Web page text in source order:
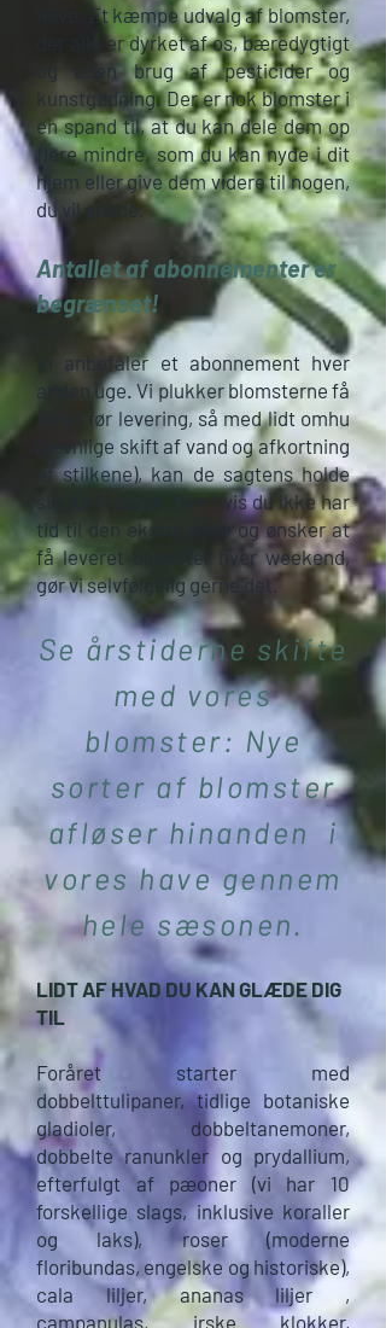
have. Et kæmpe udvalg af blomster,
der alle er dyrket af os, bæredygtigt
og uden brug af pesticider og
kunstgødning. Der er nok blomster i
en spand til, at du kan dele dem op
flere mindre, som du kan nyde i dit
hjem eller give dem videre til nogen,
du vil glæde.
Antallet af abonnementer er
begrænset!
Vi anbefaler et abonnement hver
anden uge. Vi plukker blomsterne få
timer før levering, så med lidt omhu
(jævnlige skift af vand og afkortning
af stilkene), kan de sagtens holde
sig 10-14 dage. Men hvis du ikke har
tid til den ekstra pleje og ønsker at
få leveret blomster hver weekend,
gør vi selvfølgelig gerne det.
Se årstiderne skifte
med vores
blomster: Nye
sorter af blomster
afløser hinanden i
vores have gennem
hele sæsonen.
LIDT AF HVAD DU KAN GLÆDE DIG
TIL
Foråret starter med
dobbelttulipaner, tidlige botaniske
gladioler, dobbeltanemoner,
dobbelte ranunkler og prydallium,
efterfulgt af pæoner (vi har 10
forskellige slags, inklusive koraller
og laks), roser (moderne
floribundas, engelske og historiske),
cala liljer, ananas liljer ,
campanulas, irske klokker,